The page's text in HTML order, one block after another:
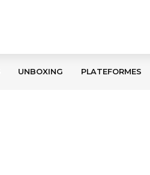
UNBOXING PLATEFORMES